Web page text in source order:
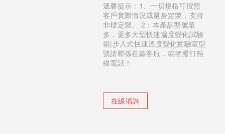
溫馨提示：1、一切規格可按照
客戶實際情況或量身定製，支持
非標定製。 2：本產品型號眾
多，更多大型快速溫度變化試驗
箱|步入式快速溫度變化實驗室型
號請聯係在線客服，或者撥打熱
線電話！
在線谘詢